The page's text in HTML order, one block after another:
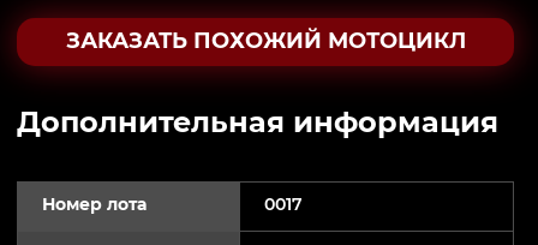
ЗАКАЗАТЬ ПОХОЖИЙ МОТОЦИКЛ
Дополнительная информация
Номер лота 0017